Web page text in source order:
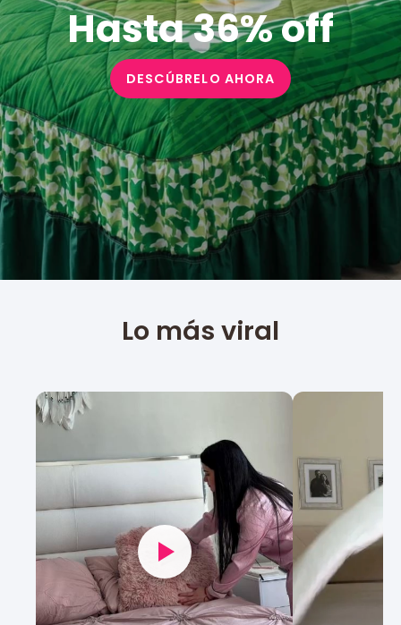
Hasta 36% off
DESCÚBRELO AHORA
Lo más viral